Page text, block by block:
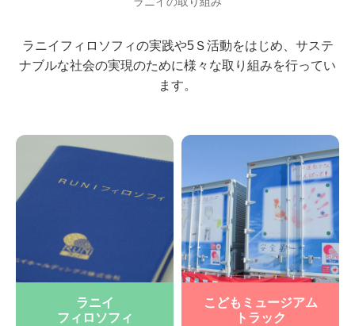
ラニイフィロソフィの実践や5Ｓ活動をはじめ、 サステ
ナブルな社会の実現のために様々な取り組みを行ってい
ます。
ラニイ
フィロソフィ
こどもミュージアム
トラック